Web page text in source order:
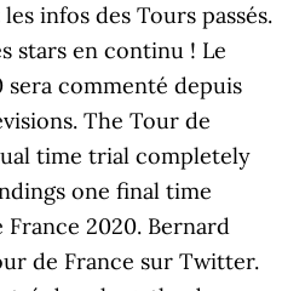
infos des Tours passés.
stars en continu ! Le
sera commenté depuis
The Tour de
time trial completely
one final time
2020. Bernard
de France sur Twitter.